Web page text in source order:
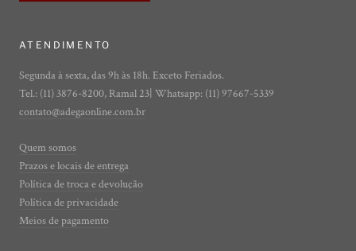
ATENDIMENTO
Segunda à sexta, das 9h às 18h. Exceto Feriados.
Tel.: (11) 3876-8200, Ramal 23| Whatsapp: (11) 97667-5339
contato@adegaonline.com.br
Quem somos
Prazos e locais de entrega
Política de troca e devolução
Política de privacidade
Meios de pagamento